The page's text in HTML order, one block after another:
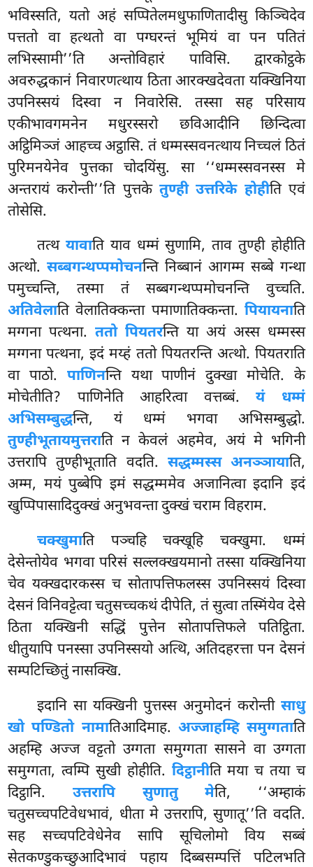
भविस्सति, यतो अहं सप्पितेलमधुफाणितादीसु किञ्चिदेव
पत्ततो वा हत्थतो वा पग्घरन्तं भूमियं वा पन पतितं
लभिस्सामी’’ति अन्तोविहारं पाविसि. द्वारकोट्ठके
अवरुद्धकानं निवारणत्थाय ठिता आरक्खदेवता यक्खिनिया
उपनिस्सयं दिस्वा न निवारेसि. तस्सा सह परिसाय
एकीभावगमनेन मधुरस्सरो छविआदीनि छिन्दित्वा
अट्ठिमिञ्जं आहच्च अट्ठासि. तं धम्मस्सवनत्थाय निच्चलं ठितं
पुरिमनयेनेव पुत्तका चोदयिंसु. सा ‘‘धम्मस्सवनस्स मे
अन्तरायं करोन्ती’’ति पुत्तके तुण्ही उत्तरिके होहीति एवं
तोसेसि.
तत्थ यावाति याव धम्मं सुणामि, ताव तुण्ही होहीति
अत्थो.सब्बगन्थप्पमोचनन्ति निब्बानं आगम्म सब्बे गन्था
पमुच्चन्ति, तस्मा तं सब्बगन्थप्पमोचनन्ति वुच्चति.
अतिवेलाति वेलातिक्कन्ता पमाणातिक्कन्ता. पियायनाति
मग्गना पत्थना.ततो पियतरन्ति या अयं अस्स धम्मस्स
मग्गना पत्थना, इदं मय्हं ततो पियतरन्ति अत्थो. पियतराति
वा पाठो. पाणिनन्ति यथापाणीनं दुक्खा मोचेति. के
मोचेतीति? पाणिनेति आहरित्वा वत्तब्बं.यं धम्मं
अभिसम्बुद्धन्ति, यं धम्मं भगवा अभिसम्बुद्धो.
तुण्हीभूतायमुत्तराति न केवलं अहमेव, अयं मे भगिनी
उत्तरापि तुण्हीभूताति वदति. सद्धम्मस्स अनञ्ञायाति,
अम्म, मयं पुब्बेपि इमं सद्धम्ममेव अजानित्वा इदानि इदं
खुप्पिपासादिदुक्खं अनुभवन्ता दुक्खं चराम विहराम.
चक्खुमाति पञ्चहि चक्खूहि चक्खुमा. धम्मं
देसेन्तोयेव भगवा परिसं सल्लक्खयमानो तस्सा यक्खिनिया
चेव यक्खदारकस्स च सोतापत्तिफलस्स उपनिस्सयं दिस्वा
देसनं विनिवट्टेत्वा चतुसच्चकथं दीपेति, तं सुत्वा तस्मिंयेव देसे
ठिता यक्खिनी सद्धिं पुत्तेन सोतापत्तिफले पतिट्ठिता.
धीतुयापि पनस्सा उपनिस्सयो अत्थि, अतिदहरत्ता पन देसनं
सम्पटिच्छितुं नासक्खि.
इदानि सा यक्खिनी पुत्तस्स अनुमोदनं करोन्ती साधु
खो पण्डितो नामातिआदिमाह. अज्जाहम्हि समुग्गताति
अहम्हि अज्ज वट्टतो उग्गता समुग्गता सासने वा उग्गता
समुग्गता, त्वम्पि सुखी होहीति. दिट्ठानीति मया च तया च
दिट्ठानि. उत्तरापि सुणातु मेति, ‘‘अम्हाकं
चतुसच्चपटिवेधभावं, धीता मे उत्तरापि, सुणातू’’ति वदति.
सह सच्चपटिवेधेनेव सापि सूचिलोमो विय सब्बं
सेतकण्डुकच्छुआदिभावं पहाय दिब्बसम्पत्तिं पटिलभति